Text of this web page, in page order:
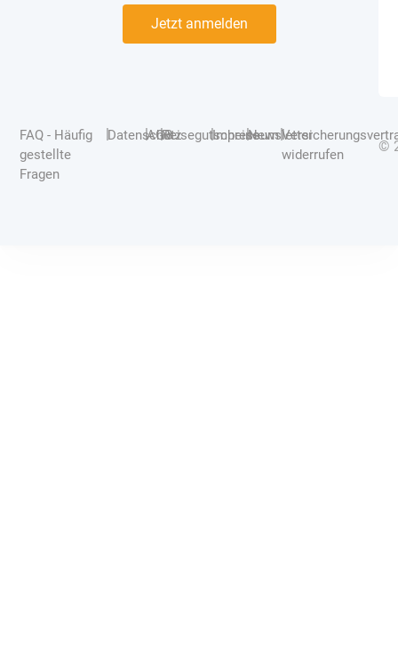
Jetzt anmelden
FAQ - Häufig
gestellte
Fragen
|Datenschutz
|AGB
|Reisegutscheine
|Impressum
|Newsletter
|
widerrufen
©